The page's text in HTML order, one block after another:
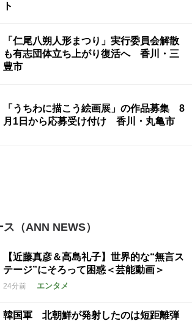
ト
「仁尾八朔人形まつり」実行委員会解散
も有志団体立ち上がり復活へ 香川・三
豊市
「うちわに描こう絵画展」の作品募集 8
月1日から応募受け付け 香川・丸亀市
（ANN NEWS）
【近藤真彦＆高島礼子】世界的な“無言ス
テージ”にそろって困惑＜芸能動画＞
24分前 エンタメ
韓国軍 北朝鮮が発射したのは短距離弾